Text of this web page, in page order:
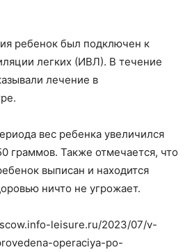
ребенок был подключен к
легких (ИВЛ). В течение
лечение в
вес ребенка увеличился
граммов. Также отмечается, что
выписан и находится
ничто не угрожает.
leisure.ru/2023/07/v-
operaciya-po-